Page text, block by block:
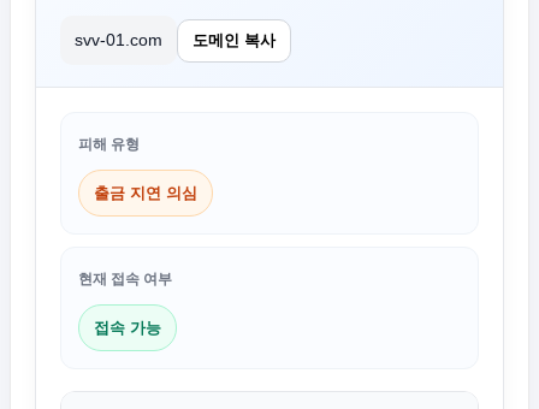
svv-01.com 도메인 복사
피해 유형
출금 지연 의심
현재 접속 여부
접속 가능